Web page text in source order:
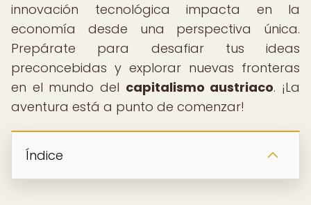
innovación tecnológica impacta en la
economía desde una perspectiva única.
Prepárate para desafiar tus ideas
preconcebidas y explorar nuevas fronteras
en el mundo del capitalismo austriaco. ¡La
aventura está a punto de comenzar!
Índice